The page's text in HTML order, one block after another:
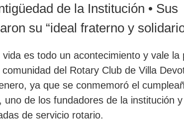
de la Institución • Sus
su “ideal fraterno y
es todo un acontecimiento y vale la
comunidad del Rotary Club de Villa
, ya que se conmemoró el
, uno de los fundadores de la institución
de servicio rotario.